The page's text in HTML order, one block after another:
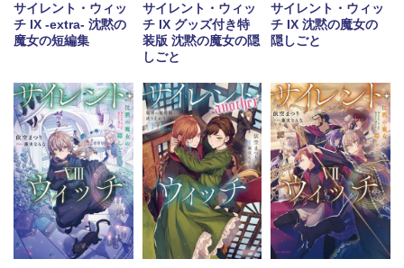
サイレント・ウィッ
チ IX -extra- 沈黙の
魔女の短編集
サイレント・ウィッ
チ IX グッズ付き特
装版 沈黙の魔女の隠
しごと
サイレント・ウィッ
チ IX 沈黙の魔女の
隠しごと